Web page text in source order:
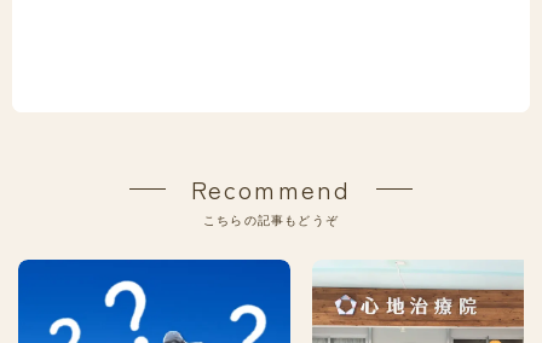
Recommend
こちらの記事もどうぞ